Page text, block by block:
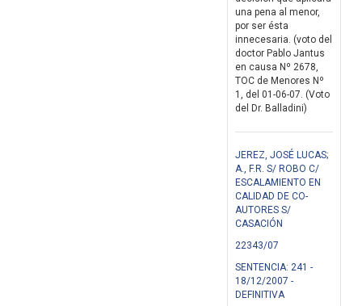
una pena al menor,
por ser ésta
innecesaria. (voto del
doctor Pablo Jantus
en causa Nº 2678,
TOC de Menores Nº
1, del 01-06-07. (Voto
del Dr. Balladini)
JEREZ, JOSÉ LUCAS;
A., F.R. S/ ROBO C/
ESCALAMIENTO EN
CALIDAD DE CO-
AUTORES S/
CASACIÓN
22343/07
SENTENCIA: 241 -
18/12/2007 -
DEFINITIVA